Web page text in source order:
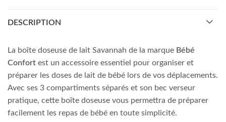
DESCRIPTION
La boîte doseuse de lait Savannah de la marque Bébé
Confort est un accessoire essentiel pour organiser et
préparer les doses de lait de bébé lors de vos déplacements.
Avec ses 3 compartiments séparés et son bec verseur
pratique, cette boîte doseuse vous permettra de préparer
facilement les repas de bébé en toute simplicité.